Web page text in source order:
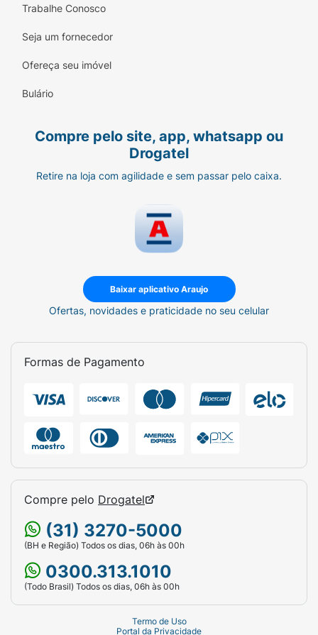
Trabalhe Conosco
Seja um fornecedor
Ofereça seu imóvel
Bulário
Compre pelo site, app, whatsapp ou
Drogatel
Retire na loja com agilidade e sem passar pelo caixa.
Baixar aplicativo Araujo
Ofertas, novidades e praticidade no seu celular
Formas de Pagamento
Compre pelo Drogatel
(31) 3270-5000
(BH e Região) Todos os dias, 06h às 00h
0300.313.1010
(Todo Brasil) Todos os dias, 06h às 00h
Termo de Uso
Portal da Privacidade